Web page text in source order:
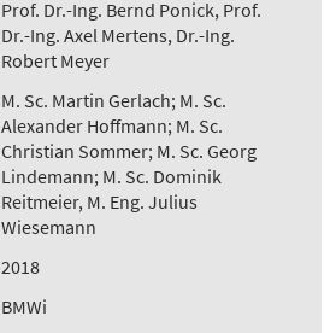
Prof. Dr.-Ing. Bernd Ponick, Prof.
Dr.-Ing. Axel Mertens, Dr.-Ing.
Robert Meyer
M. Sc. Martin Gerlach; M. Sc.
Alexander Hoffmann; M. Sc.
Christian Sommer; M. Sc. Georg
Lindemann; M. Sc. Dominik
Reitmeier, M. Eng. Julius
Wiesemann
2018
BMWi